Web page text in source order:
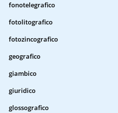
fonotelegrafico
fotolitografico
fotozincografico
geografico
giambico
giuridico
glossografico